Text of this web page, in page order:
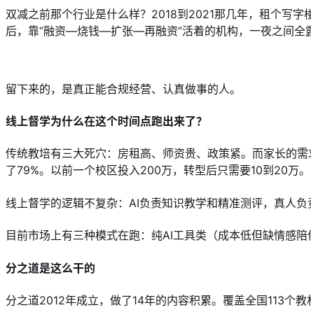
双减之前那个行业是什么样？2018到2021那几年，租个写
后，靠“融资—烧钱—扩张—再融资”活着的机构，一夜之间全
留下来的，是真正能合规经营、认真做事的人。
线上督学为什么在这个时间点跑出来了？
传统教培有三大死穴：房租高、师资贵、政策紧。而家长的
了79%。以前一个校区投入200万，转型后只需要10到20万。
线上督学的逻辑不复杂：AI负责知识教学和精准测评，真人负
目前市场上有三种模式在跑：纯AI工具类（成本低但缺情感
分之道是这么干的
分之道2012年成立，做了14年的内容积累。覆盖全国113个